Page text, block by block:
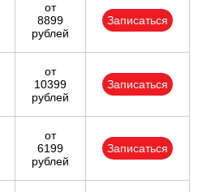
от
8899
рублей
Записаться
от
10399
рублей
Записаться
от
6199
рублей
Записаться